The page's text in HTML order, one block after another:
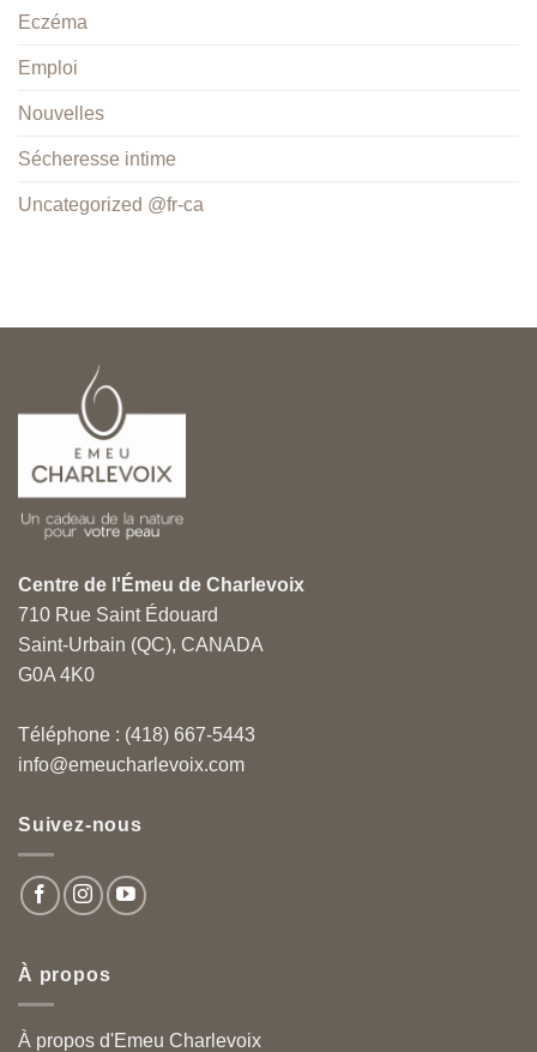
Eczéma
Emploi
Nouvelles
Sécheresse intime
Uncategorized @fr-ca
Centre de l'Émeu de Charlevoix
710 Rue Saint Édouard
Saint-Urbain (QC), CANADA
G0A 4K0
Téléphone : (418) 667-5443
info@emeucharlevoix.com
Suivez-nous
À propos
À propos d'Emeu Charlevoix